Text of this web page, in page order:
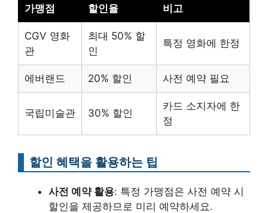
가맹점 할인율 비고
CGV 영화
관
최대 50% 할
인
특정 영화에 한정
에버랜드 20% 할인 사전 예약 필요
국립미술관 30% 할인
카드 소지자에 한
정
할인 혜택을 활용하는 팁
사전 예약 활용: 특정 가맹점은 사전 예약 시
할인을 제공하므로 미리 예약하세요.